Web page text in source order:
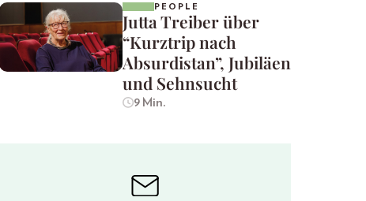
PEOPLE
Jutta Treiber über
“Kurztrip nach
Absurdistan”, Jubiläen
und Sehnsucht
9 Min.